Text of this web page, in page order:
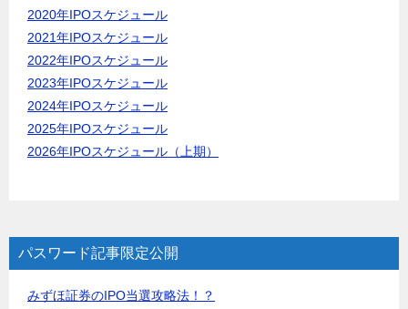
2020年IPOスケジュール
2021年IPOスケジュール
2022年IPOスケジュール
2023年IPOスケジュール
2024年IPOスケジュール
2025年IPOスケジュール
2026年IPOスケジュール（上期）
パスワード記事限定公開
みずほ証券のIPO当選攻略法！？